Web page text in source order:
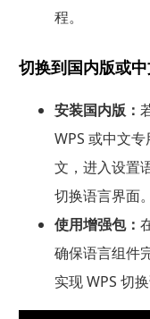
程。
切换到国内版或
安装国内版：
WPS 或中文
文，进入设置
切换语言界面。
使用增强包：
确保语言组件
实现 WPS 切